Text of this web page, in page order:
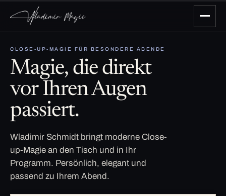
CLOSE-UP-MAGIE FÜR BESONDERE ABENDE
Magie, die direkt
vor Ihren Augen
passiert.
Wladimir Schmidt bringt moderne Close-
up-Magie an den Tisch und in Ihr
Programm. Persönlich, elegant und
passend zu Ihrem Abend.